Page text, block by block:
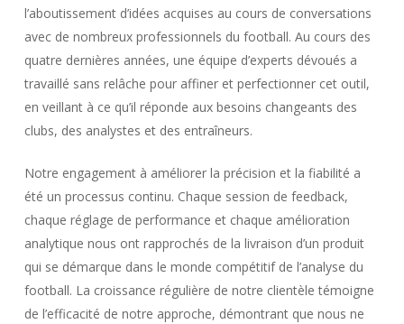
l’aboutissement d’idées acquises au cours de conversations
avec de nombreux professionnels du football. Au cours des
quatre dernières années, une équipe d’experts dévoués a
travaillé sans relâche pour affiner et perfectionner cet outil,
en veillant à ce qu’il réponde aux besoins changeants des
clubs, des analystes et des entraîneurs.
Notre engagement à améliorer la précision et la fiabilité a
été un processus continu. Chaque session de feedback,
chaque réglage de performance et chaque amélioration
analytique nous ont rapprochés de la livraison d’un produit
qui se démarque dans le monde compétitif de l’analyse du
football. La croissance régulière de notre clientèle témoigne
de l’efficacité de notre approche, démontrant que nous ne